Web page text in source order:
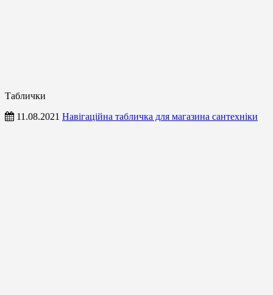
Таблички
11.08.2021 Навігаційна табличка для магазина сантехніки